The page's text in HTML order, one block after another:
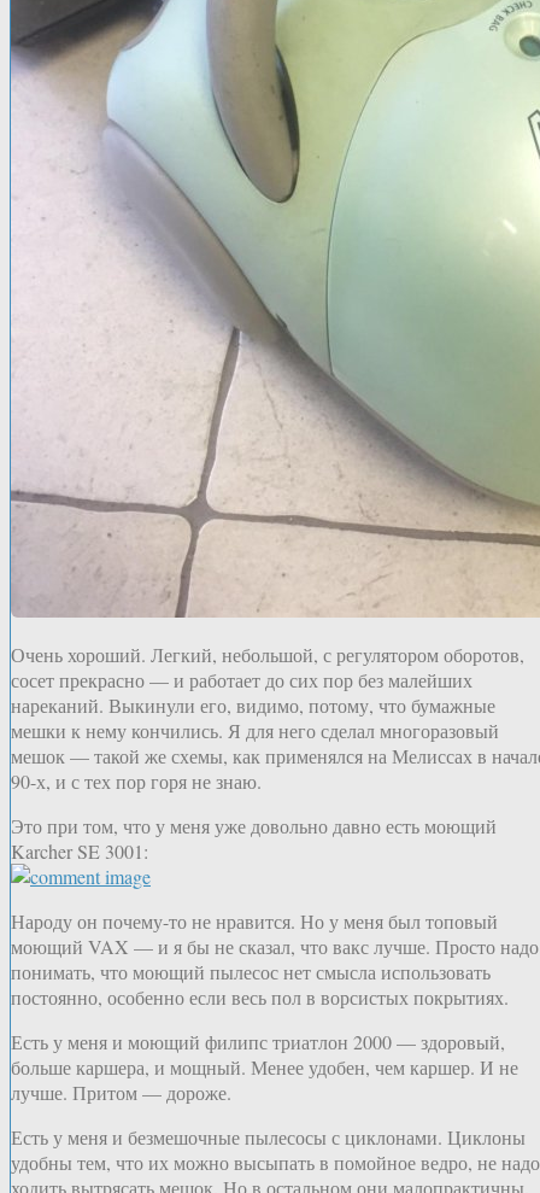
Очень хороший. Легкий, небольшой, с регулятором оборотов,
сосет прекрасно — и работает до сих пор без малейших
нареканий. Выкинули его, видимо, потому, что бумажные
мешки к нему кончились. Я для него сделал многоразовый
мешок — такой же схемы, как применялся на Мелиссах в
90-х, и с тех пор горя не знаю.
Это при том, что у меня уже довольно давно есть моющий
Karcher SE 3001:
Народу он почему-то не нравится. Но у меня был топовый
моющий VAX — и я бы не сказал, что вакс лучше. Просто надо
понимать, что моющий пылесос нет смысла использовать
постоянно, особенно если весь пол в ворсистых покрытиях.
Есть у меня и моющий филипс триатлон 2000 — здоровый,
больше каршера, и мощный. Менее удобен, чем каршер. И не
лучше. Притом — дороже.
Есть у меня и безмешочные пылесосы с циклонами. Циклоны
удобны тем, что их можно высыпать в помойное ведро, не надо
ходить вытрясать мешок. Но в остальном они малопрактичны.